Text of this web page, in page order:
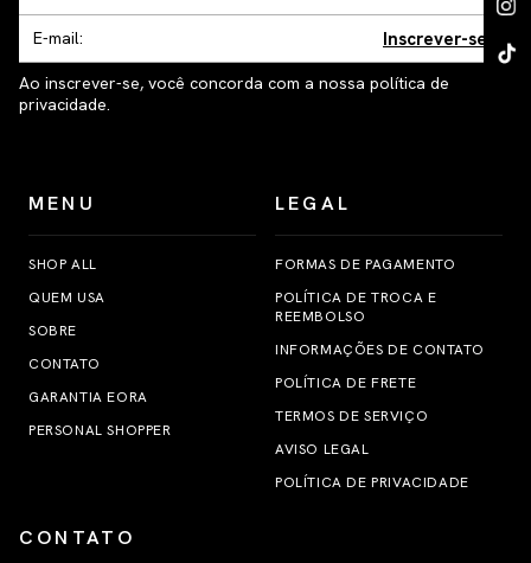
Inscrever-se
Ao inscrever-se, você concorda com a nossa política de
privacidade.
MENU
SHOP ALL
QUEM USA
SOBRE
CONTATO
GARANTIA EORA
PERSONAL SHOPPER
LEGAL
FORMAS DE PAGAMENTO
POLÍTICA DE TROCA E
REEMBOLSO
INFORMAÇÕES DE CONTATO
POLÍTICA DE FRETE
TERMOS DE SERVIÇO
AVISO LEGAL
POLÍTICA DE PRIVACIDADE
CONTATO